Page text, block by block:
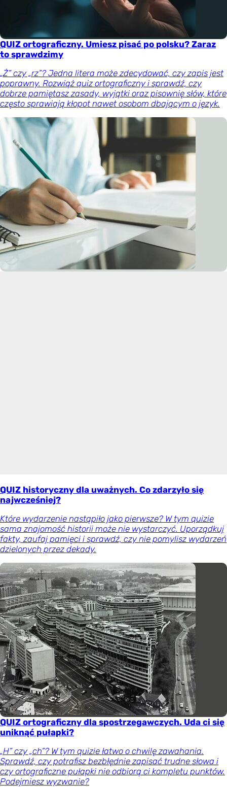
QUIZ ortograficzny. Umiesz pisać po polsku? Zaraz
to sprawdzimy
„Ż” czy „rz”? Jedna litera może zdecydować, czy zapis jest
poprawny. Rozwiąż quiz ortograficzny i sprawdź, czy
dobrze pamiętasz zasady, wyjątki oraz pisownię słów, które
często sprawiają kłopot nawet osobom dbającym o język.
QUIZ historyczny dla uważnych. Co zdarzyło się
najwcześniej?
Które wydarzenie nastąpiło jako pierwsze? W tym quizie
sama znajomość historii może nie wystarczyć. Uporządkuj
fakty, zaufaj pamięci i sprawdź, czy nie pomylisz wydarzeń
dzielonych przez dekady.
QUIZ ortograficzny dla spostrzegawczych. Uda ci się
uniknąć pułapki?
„H” czy „ch”? W tym quizie łatwo o chwilę zawahania.
Sprawdź, czy potrafisz bezbłędnie zapisać trudne słowa i
czy ortograficzne pułapki nie odbiorą ci kompletu punktów.
Podejmiesz wyzwanie?